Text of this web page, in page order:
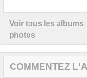
Voir tous les albums
photos
COMMENTEZ